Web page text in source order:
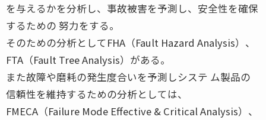
を与えるかを分析し、事故被害を予測し、安全性を確保
するための 努力をする。
そのための分析としてFHA（Fault Hazard Analysis）、
FTA（Fault Tree Analysis）がある。
また故障や磨耗の発生度合いを予測しシステ ム製品の
信頼性を維持するための分析としては、
FMECA（Failure Mode Effective & Critical Analysis）、